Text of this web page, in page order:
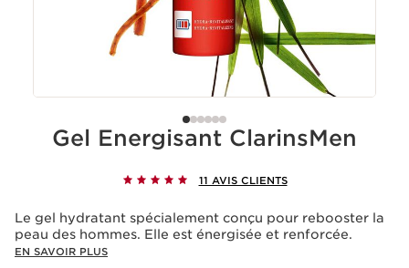
Gel Energisant ClarinsMen
11 AVIS CLIENTS
Le gel hydratant spécialement conçu pour rebooster la
peau des hommes. Elle est énergisée et renforcée.
EN SAVOIR PLUS